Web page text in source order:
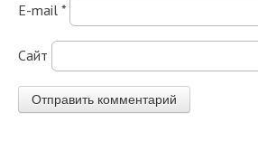
E-mail *
Сайт